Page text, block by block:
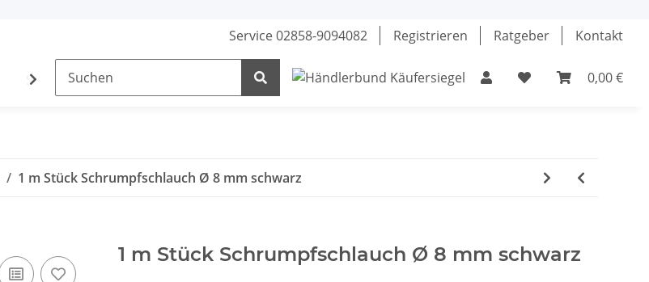
Service 02858-9094082 Registrieren Ratgeber Kontakt
0,00 €
Stecker / Buchsen Lade- /Adapterkabel Klebstoffe Fette & Öle Werkzeuge
1 m Stück Schrumpfschlauch Ø 8 mm schwarz
1 m Stück Schrumpfschlauch Ø 8 mm schwarz